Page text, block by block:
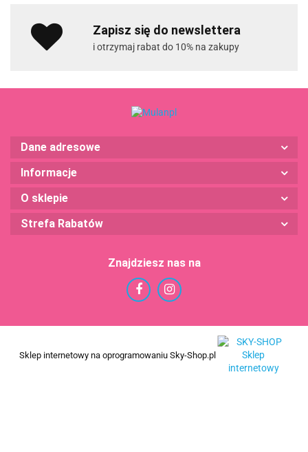
Zapisz się do newslettera
i otrzymaj rabat do 10% na zakupy
Dane adresowe
Informacje
O sklepie
Strefa Rabatów
Znajdziesz nas na
Sklep internetowy na oprogramowaniu Sky-Shop.pl